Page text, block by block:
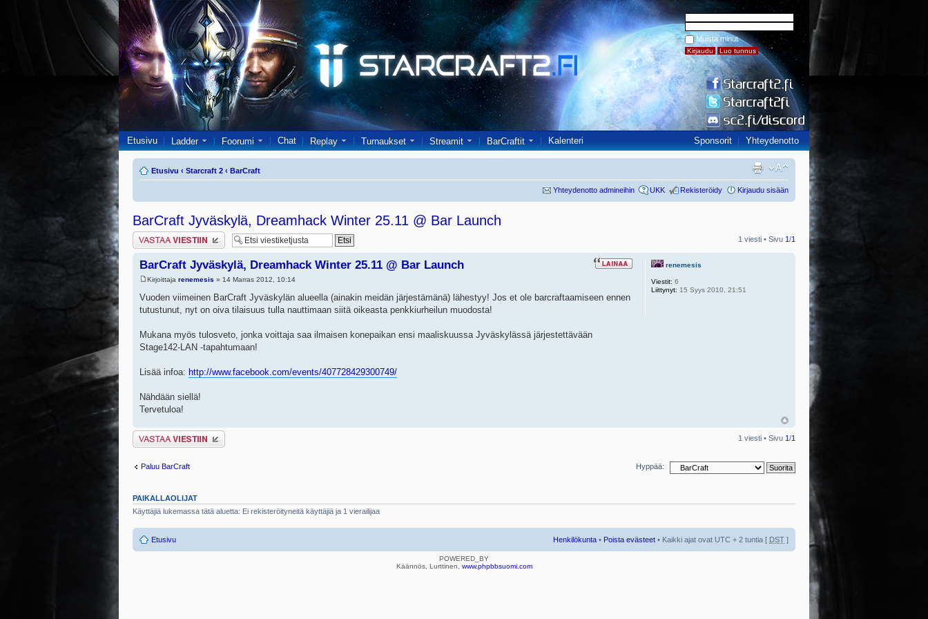
Muista minut
Etusivu Ladder Foorumi Chat Replay Turnaukset Streamit BarCraftit Kalenteri Sponsorit Yhteydenotto
Etusivu ‹ Starcraft 2 ‹ BarCraft
Yhteydenotto admineihin UKK Rekisteröidy Kirjaudu sisään
BarCraft Jyväskylä, Dreamhack Winter 25.11 @ Bar Launch
Lähetä vastaus 1 viesti • Sivu 1/1
BarCraft Jyväskylä, Dreamhack Winter 25.11 @ Bar Launch
Kirjoittaja renemesis » 14 Marras 2012, 10:14
Vuoden viimeinen BarCraft Jyväskylän alueella (ainakin meidän järjestämänä) lähestyy! Jos et ole barcraftaamiseen ennen
tutustunut, nyt on oiva tilaisuus tulla nauttimaan siitä oikeasta penkkiurheilun muodosta!
Mukana myös tulosveto, jonka voittaja saa ilmaisen konepaikan ensi maaliskuussa Jyväskylässä järjestettävään
Stage142-LAN -tapahtumaan!
Lisää infoa: http://www.facebook.com/events/407728429300749/
Nähdään siellä!
Tervetuloa!
renemesis
Viestit: 6
Liittynyt: 15 Syys 2010, 21:51
Lähetä vastaus 1 viesti • Sivu 1/1
Paluu BarCraft Hyppää:
PAIKALLAOLIJAT
Käyttäjiä lukemassa tätä aluetta: Ei rekisteröityneitä käyttäjiä ja 1 vierailijaa
Etusivu Henkilökunta • Poista evästeet • Kaikki ajat ovat UTC + 2 tuntia [ DST ]
POWERED_BY
Käännös, Lurttinen, www.phpbbsuomi.com